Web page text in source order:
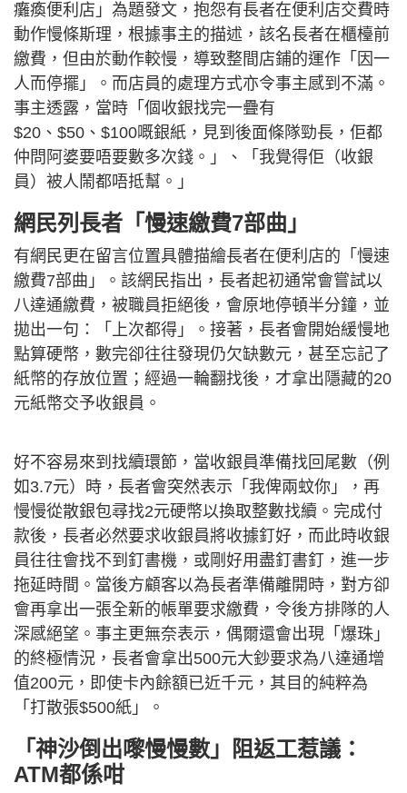
癱瘓便利店」為題發文，抱怨有長者在便利店交費時
動作慢條斯理，根據事主的描述，該名長者在櫃檯前
繳費，但由於動作較慢，導致整間店鋪的運作「因一
人而停擺」。而店員的處理方式亦令事主感到不滿。
事主透露，當時「個收銀找完一疊有
$20、$50、$100嘅銀紙，見到後面條隊勁長，佢都
仲問阿婆要唔要數多次錢。」、「我覺得佢（收銀
員）被人鬧都唔抵幫。」
網民列長者「慢速繳費7部曲」
有網民更在留言位置具體描繪長者在便利店的「慢速
繳費7部曲」。該網民指出，長者起初通常會嘗試以
八達通繳費，被職員拒絕後，會原地停頓半分鐘，並
拋出一句：「上次都得」。接著，長者會開始緩慢地
點算硬幣，數完卻往往發現仍欠缺數元，甚至忘記了
紙幣的存放位置；經過一輪翻找後，才拿出隱藏的20
元紙幣交予收銀員。
好不容易來到找續環節，當收銀員準備找回尾數（例
如3.7元）時，長者會突然表示「我俾兩蚊你」，再
慢慢從散銀包尋找2元硬幣以換取整數找續。完成付
款後，長者必然要求收銀員將收據釘好，而此時收銀
員往往會找不到釘書機，或剛好用盡釘書釘，進一步
拖延時間。當後方顧客以為長者準備離開時，對方卻
會再拿出一張全新的帳單要求繳費，令後方排隊的人
深感絕望。事主更無奈表示，偶爾還會出現「爆珠」
的終極情況，長者會拿出500元大鈔要求為八達通增
值200元，即使卡內餘額已近千元，其目的純粹為
「打散張$500紙」。
「神沙倒出嚟慢慢數」阻返工惹議：
ATM都係咁